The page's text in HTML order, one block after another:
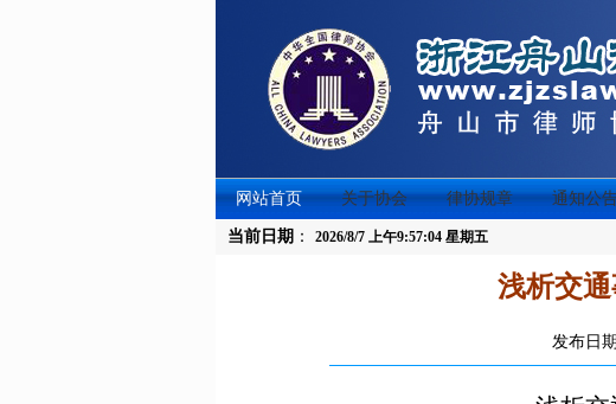
网站首页 关于协会 律协规章 通知公
当前日期 ： 2026/8/7 上午9:57:04 星期五
浅析交
发布日